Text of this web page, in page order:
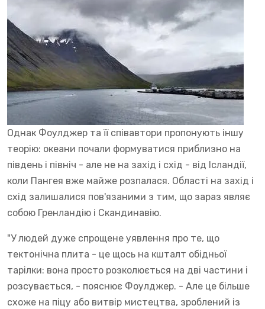
Однак Фоулджер та її співавтори пропонують іншу
теорію: океани почали формуватися приблизно на
південь і північ - але не на захід і схід - від Ісландії,
коли Пангея вже майже розпалася. Області на захід і
схід залишалися пов'язаними з тим, що зараз являє
собою Гренландію і Скандинавію.
"У людей дуже спрощене уявлення про те, що
тектонічна плита - це щось на кшталт обідньої
тарілки: вона просто розколюється на дві частини і
розсувається, - пояснює Фоулджер. - Але це більше
схоже на піцу або витвір мистецтва, зроблений із